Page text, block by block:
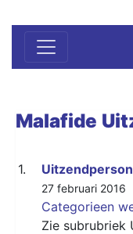
Malafide
1.
27 februari 2016
Categorieen
Zie subrubriek